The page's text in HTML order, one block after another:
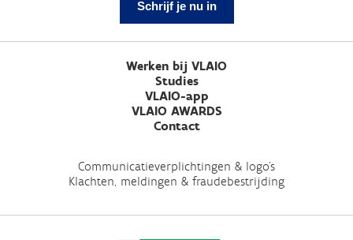
Schrijf je nu in
Werken bij VLAIO
Studies
VLAIO-app
VLAIO AWARDS
Contact
Communicatieverplichtingen & logo's
Klachten, meldingen & fraudebestrijding